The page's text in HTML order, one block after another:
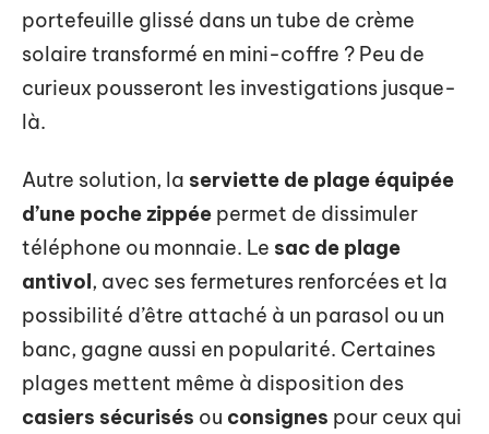
portefeuille glissé dans un tube de crème
solaire transformé en mini-coffre ? Peu de
curieux pousseront les investigations jusque-
là.
Autre solution, la serviette de plage équipée
d’une poche zippée permet de dissimuler
téléphone ou monnaie. Le sac de plage
antivol, avec ses fermetures renforcées et la
possibilité d’être attaché à un parasol ou un
banc, gagne aussi en popularité. Certaines
plages mettent même à disposition des
casiers sécurisés ou consignes pour ceux qui